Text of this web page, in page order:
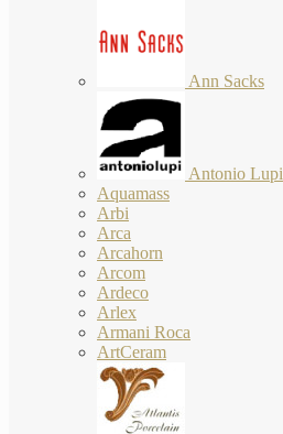
Ann Sacks
Antonio Lupi
Aquamass
Arbi
Arca
Arcahorn
Arcom
Ardeco
Arlex
Armani Roca
ArtCeram